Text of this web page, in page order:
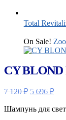
Total
On Sale!
CY
7 120₽
составляла
5 696 ₽
5
Шампунь для